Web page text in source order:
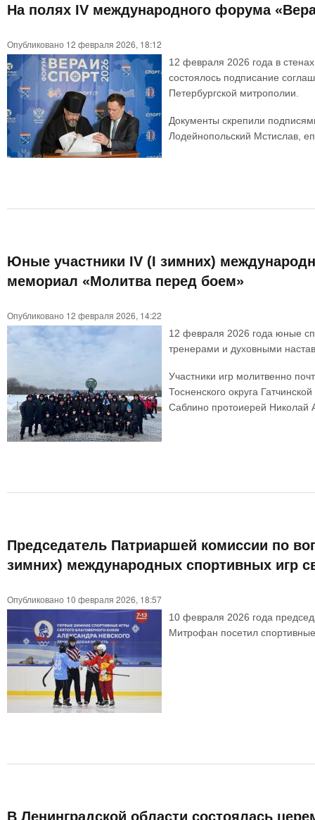
На полях IV международного форума
Опубликовано 12 февраля 2026, 18:12
12 февраля 2026 года в
состоялось подписание
Петербургской митрополии.
Документы скрепили
Лодейнопольский Мстислав,
Юные участники IV (I зимних)
мемориал «Молитва перед боем»
Опубликовано 12 февраля 2026, 14:22
12 февраля 2026 года юные
тренерами и духовными
Участники игр молитвенно
Тосненского округа
Саблино протоиерей Николай
Председатель Патриаршей комиссии по
зимних) международных спортивных игр
Опубликовано 10 февраля 2026, 18:57
10 февраля 2026 года
Митрофан посетил
В Ленинградской области состоялась